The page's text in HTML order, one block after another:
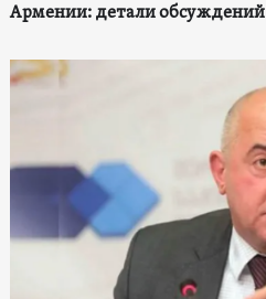
Армении: детали обсуждений